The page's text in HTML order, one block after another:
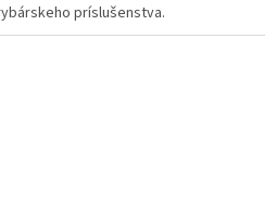
príslušenstva.